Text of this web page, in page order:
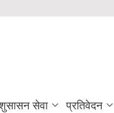
सेवा प्रतिवेदन